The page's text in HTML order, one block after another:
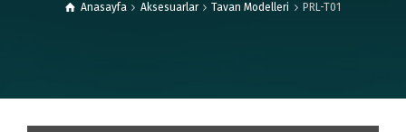
Anasayfa Aksesuarlar Tavan Modelleri PRL-T01